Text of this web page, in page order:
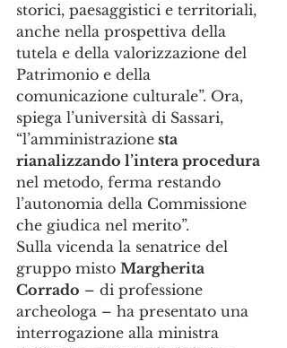
storici, paesaggistici e territoriali,
anche nella prospettiva della
tutela e della valorizzazione del
Patrimonio e della
comunicazione culturale”. Ora,
spiega l’università di Sassari,
“l’amministrazione sta
rianalizzando l’intera procedura
nel metodo, ferma restando
l’autonomia della Commissione
che giudica nel merito”.
Sulla vicenda la senatrice del
gruppo misto Margherita
Corrado – di professione
archeologa – ha presentato una
interrogazione alla ministra